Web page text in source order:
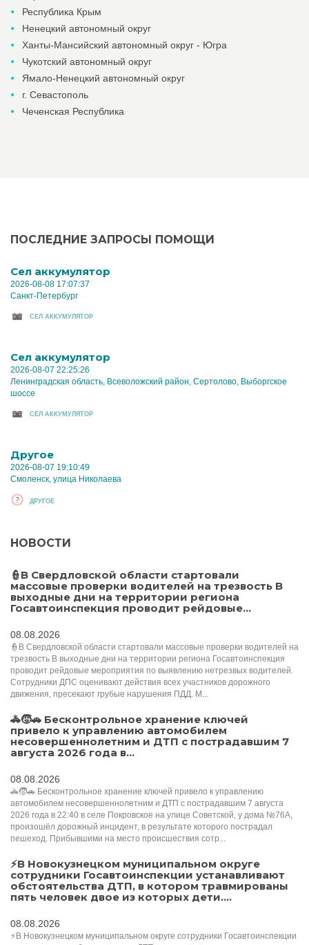
Республика Крым
Ненецкий автономный округ
Ханты-Мансийский автономный округ - Югра
Чукотский автономный округ
Ямало-Ненецкий автономный округ
г. Севастополь
Чеченская Республика
ПОСЛЕДНИЕ ЗАПРОСЫ ПОМОЩИ
Cел аккумулятор
2026-08-08 17:07:37
Санкт-Петербург
CЕЛ АККУМУЛЯТОР
Cел аккумулятор
2026-08-07 22:25:26
Ленинградская область, Всеволожский район, Сертолово, Выборгское
шоссе
CЕЛ АККУМУЛЯТОР
Другое
2026-08-07 19:10:49
Смоленск, улица Николаева
ДРУГОЕ
НОВОСТИ
👮В Свердловской области стартовали
массовые проверки водителей на трезвость В
выходные дни на территории региона
Госавтоинспекция проводит рейдовые...
08.08.2026
👮В Свердловской области стартовали массовые проверки водителей на
трезвость В выходные дни на территории региона Госавтоинспекция
проводит рейдовые мероприятия по выявлению нетрезвых водителей.
Сотрудники ДПС оценивают действия всех участников дорожного
движения, пресекают грубые нарушения ПДД. М...
🚓🧒🚗 Бесконтрольное хранение ключей
привело к управлению автомобилем
несовершеннолетним и ДТП с пострадавшим 7
августа 2026 года в...
08.08.2026
🚓🧒🚗 Бесконтрольное хранение ключей привело к управлению
автомобилем несовершеннолетним и ДТП с пострадавшим 7 августа
2026 года в 22:40 в селе Покровское на улице Советской, у дома №76А,
произошёл дорожный инцидент, в результате которого пострадал
пешеход. Прибывшими на место происшествия сотр...
⚡️В Новокузнецком муниципальном округе
сотрудники Госавтоинспекции устанавливают
обстоятельства ДТП, в котором травмированы
пять человек двое из которых дети....
08.08.2026
⚡️В Новокузнецком муниципальном округе сотрудники Госавтоинспекции